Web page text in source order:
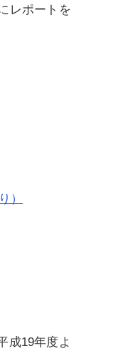
レポートを
）
成19年度よ